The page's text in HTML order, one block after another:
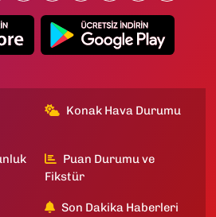
Konak Hava Durumu
Puan Durumu ve
Fikstür
Son Dakika Haberleri